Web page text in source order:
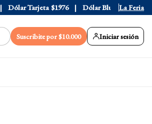
Dólar Tarjeta $1976 Dólar Blue $1530La Feria
Suscribite por $10.000 Iniciar sesión